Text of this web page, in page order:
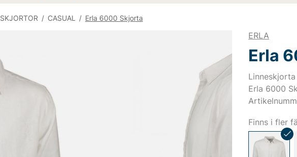
SKJORTOR / CASUAL / Erla 6000 Skjorta
ERLA
Erla
Erla 6000
Finns i fler